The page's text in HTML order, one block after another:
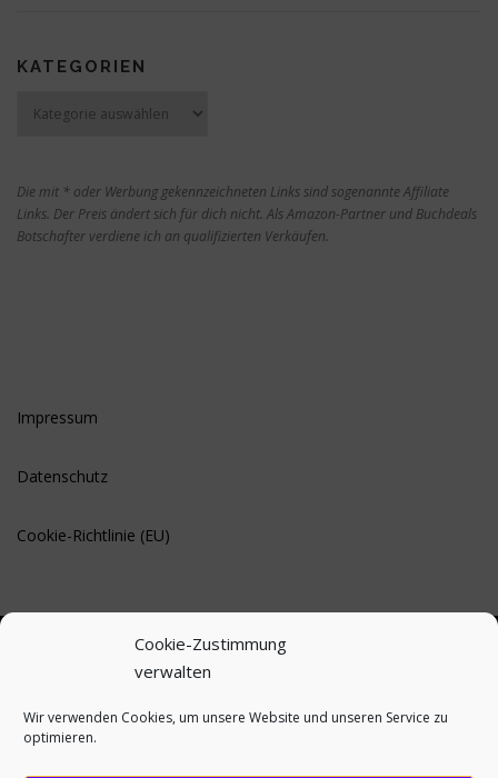
Cookie-Zustimmung
verwalten
Wir verwenden Cookies, um unsere Website und unseren Service zu
optimieren.
KATEGORIEN
Die mit * oder Werbung gekennzeichneten Links sind sogenannte Affiliate
Links. Der Preis ändert sich für dich nicht. Als Amazon-Partner und Buchdeals
Botschafter verdiene ich an qualifizierten Verkäufen.
Impressum
Datenschutz
Cookie-Richtlinie (EU)